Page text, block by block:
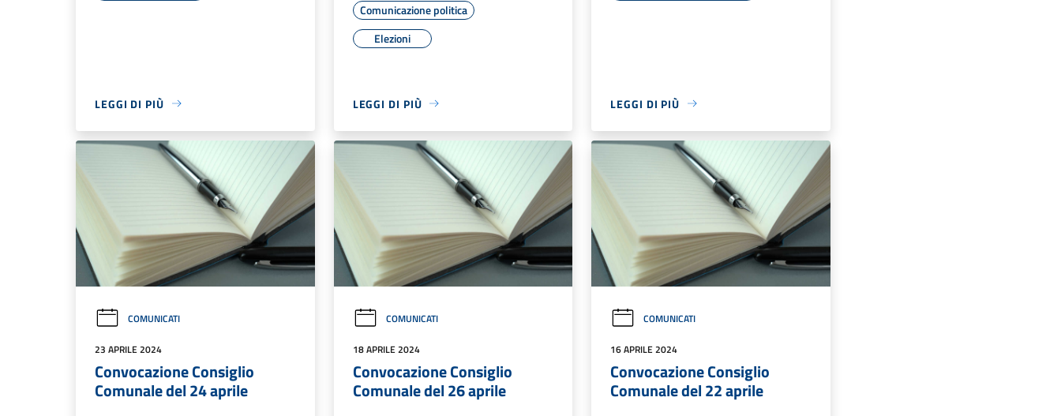
LEGGI DI PIÙ
Comunicazione politica
Elezioni
LEGGI DI PIÙ LEGGI DI PIÙ
COMUNICATI
23 APRILE 2024
Convocazione Consiglio
Comunale del 24 aprile
COMUNICATI
18 APRILE 2024
Convocazione Consiglio
Comunale del 26 aprile
COMUNICATI
16 APRILE 2024
Convocazione Consiglio
Comunale del 22 aprile